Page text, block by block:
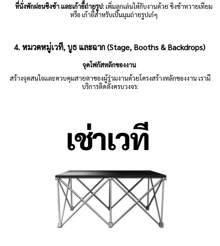
ที่นั่งพักผ่อนชิงช้า และเก้าอี้ถ่ายรูป:เพิ่มลูกเล่นให้กับงานด้วย ชิงช้าหวายเทียม
หรือ เก้าอี้สำหรับเป็นมุมถ่ายรูปเก๋ๆ
4. หมวดหมู่เวที, บูธ และฉาก (Stage, Booths & Backdrops)
จุดโฟกัสหลักของงาน
สร้างจุดสนใจและควบคุมสายตาของผู้ร่วมงานด้วยโครงสร้างหลักของงาน เรามี
บริการติดตั้งครบวงจร: